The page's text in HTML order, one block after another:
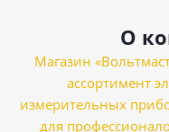
О
Магазин
ассортимент
измерительных
для